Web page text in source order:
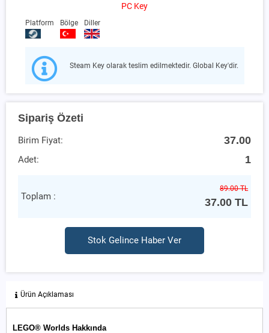
PC Key
Platform Bölge Diller
Steam Key olarak teslim edilmektedir. Global Key'dir.
Sipariş Özeti
Birim Fiyat: 37.00
Adet: 1
Toplam :
89.00 TL
37.00 TL
Stok Gelince Haber Ver
Ürün Açıklaması
LEGO® Worlds Hakkında